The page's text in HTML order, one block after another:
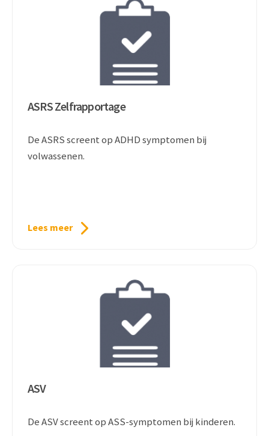
ASRS Zelfrapportage
De ASRS screent op ADHD symptomen bij
volwassenen.
Lees meer
ASV
De ASV screent op ASS-symptomen bij kinderen.